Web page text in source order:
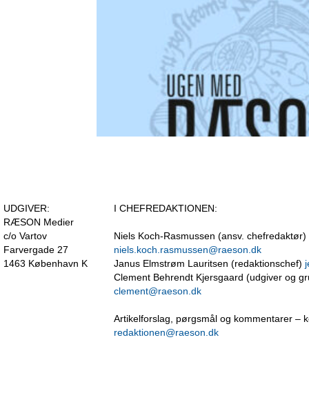
UDGIVER:
RÆSON Medier
c/o Vartov
Farvergade 27
1463 København K
I CHEFREDAKTIONEN:
Niels Koch-Rasmussen (ansv. chefredaktør)
niels.koch.rasmussen@raeson.dk
Janus Elmstrøm Lauritsen (redaktionschef)
Clement Behrendt Kjersgaard (udgiver og
clement@raeson.dk
Artikelforslag, pørgsmål og kommentarer –
redaktionen@raeson.dk